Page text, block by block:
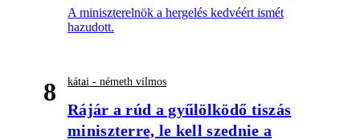
A miniszterelnök a hergelés kedvéért ismét
hazudott.
8 kátai - németh vilmos
Rájár a rúd a gyűlölködő tiszás
miniszterre, le kell szednie a